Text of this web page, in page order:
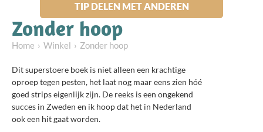
TIP DELEN MET ANDEREN
Zonder hoop
Home Winkel Zonder hoop
Dit superstoere boek is niet alleen een krachtige
oproep tegen pesten, het laat nog maar eens zien hóé
goed strips eigenlijk zijn. De reeks is een ongekend
succes in Zweden en ik hoop dat het in Nederland
ook een hit gaat worden.